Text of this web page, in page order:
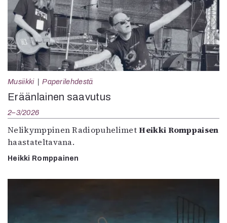
Musiikki Paperilehdestä
Eräänlainen saavutus
2–3/2026
Nelikymppinen RadiopuhelimetHeikki Romppaisen
haastateltavana.
Heikki Romppainen